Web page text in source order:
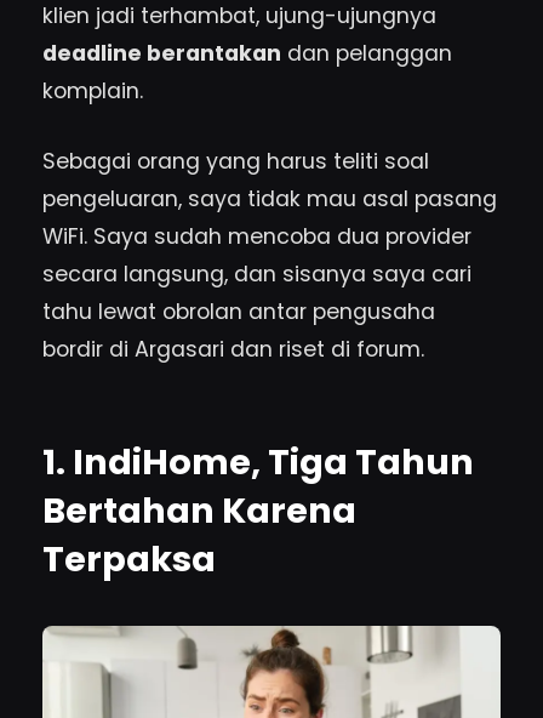
klien jadi terhambat, ujung-ujungnya
deadline berantakan dan pelanggan
komplain.
Sebagai orang yang harus teliti soal
pengeluaran, saya tidak mau asal pasang
WiFi. Saya sudah mencoba dua provider
secara langsung, dan sisanya saya cari
tahu lewat obrolan antar pengusaha
bordir di Argasari dan riset di forum.
1. IndiHome, Tiga Tahun
Bertahan Karena
Terpaksa